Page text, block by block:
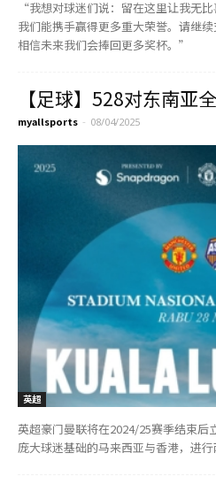
“我想对球迷们说：留在这里让我无
我们能携手赢得更多重大荣誉。请继续
相信未来我们会捧回更多奖杯。”
【足球】528对东南亚
myallsports - 08/04/2025
英超
英超豪门曼联将在2024/25赛季结束后
庞大球迷基础的马来西亚与香港，进行